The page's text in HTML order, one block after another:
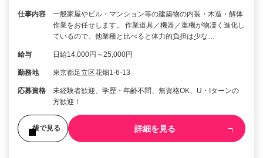
仕事内容
一般家屋やビル・マンション等の建築物の内装・木造・解体
作業をお任せします。 作業道具／機器／重機が物凄く進化し
ているので、他業種と比べると体力的負担は少な…
給与 日給14,000円～25,000円
勤務地 東京都足立区花畑1-6-13
応募資格
未経験者歓迎、学歴・年齢不問、無資格OK、U・Iターンの
方歓迎！
後で見る 詳細を見る